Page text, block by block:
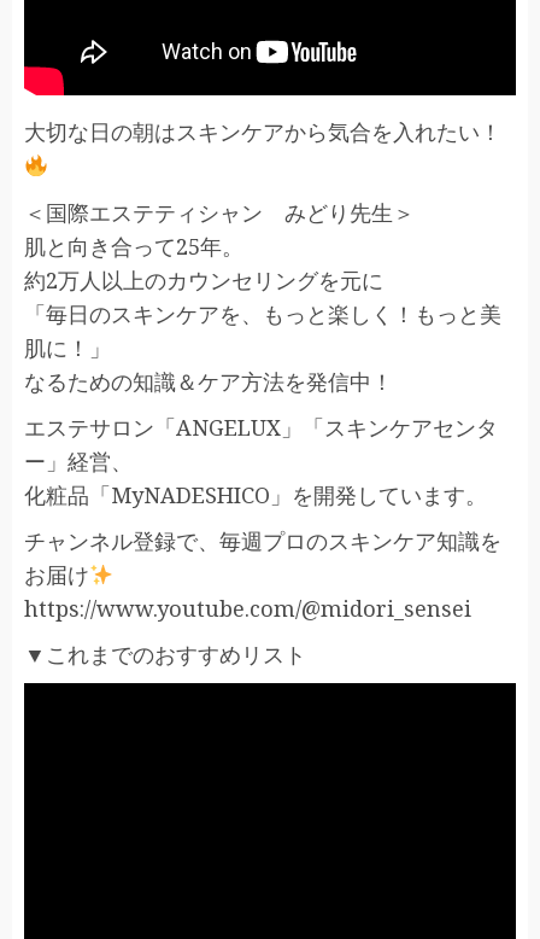
大切な日の朝はスキンケアから気合を入れたい！
＜国際エステティシャン みどり先生＞
肌と向き合って25年。
約2万人以上のカウンセリングを元に
「毎日のスキンケアを、もっと楽しく！もっと美
肌に！」
なるための知識＆ケア方法を発信中！
エステサロン「ANGELUX」「スキンケアセンタ
ー」経営、
化粧品「MyNADESHICO」を開発しています。
チャンネル登録で、毎週プロのスキンケア知識を
お届け
https://www.youtube.com/@midori_sensei
▼これまでのおすすめリスト